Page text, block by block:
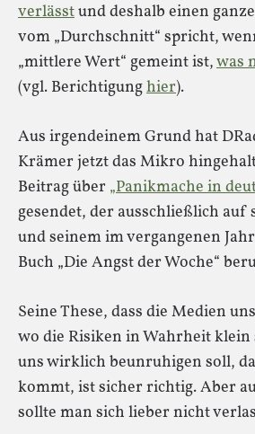
verlässtund deshalb einen
vom „Durchschnitt“ spricht,
„mittlere Wert“ gemeint ist,was
(vgl. Berichtigunghier).
Aus irgendeinem Grund hat
Krämer jetzt das Mikro
Beitrag über „Panikmache in
gesendet, der ausschließlich auf
und seinem im vergangenen
Buch „Die Angst der Woche“
Seine These, dass die Medien
wo die Risiken in Wahrheit klein
uns wirklich beunruhigen soll,
kommt, ist sicher richtig. Aber
sollte man sich lieber nicht